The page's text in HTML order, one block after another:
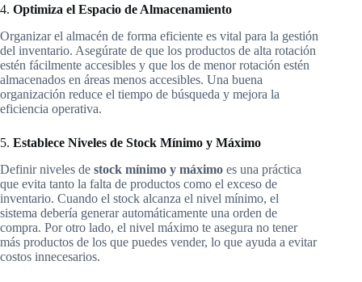
4. Optimiza el Espacio de Almacenamiento
Organizar el almacén de forma eficiente es vital para la gestión
del inventario. Asegúrate de que los productos de alta rotación
estén fácilmente accesibles y que los de menor rotación estén
almacenados en áreas menos accesibles. Una buena
organización reduce el tiempo de búsqueda y mejora la
eficiencia operativa.
5. Establece Niveles de Stock Mínimo y Máximo
Definir niveles de stock mínimo y máximo es una práctica
que evita tanto la falta de productos como el exceso de
inventario. Cuando el stock alcanza el nivel mínimo, el
sistema debería generar automáticamente una orden de
compra. Por otro lado, el nivel máximo te asegura no tener
más productos de los que puedes vender, lo que ayuda a evitar
costos innecesarios.